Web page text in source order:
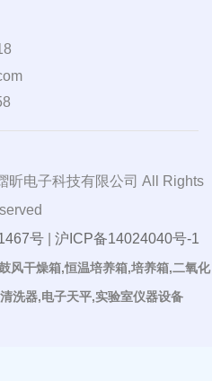
昕电子科技有限公司 All Rights
号| 沪ICP备14024040号-1
风干燥箱,恒温培养箱,培养箱,二氧化
洗器,电子天平,实验室仪器设备